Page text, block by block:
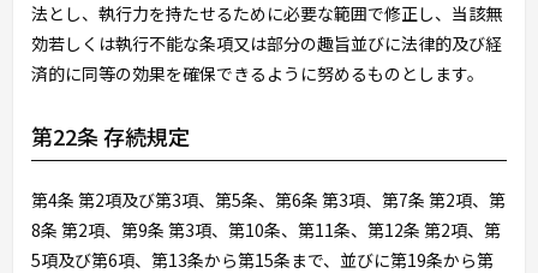
法とし、執行力を持たせるために必要な範囲で修正し、当該無
効若しくは執行不能な条項又は部分の趣旨並びに法律的及び経
済的に同等の効果を確保できるように努めるものとします。
第22条 存続規定
第4条 第2項及び第3項、第5条、第6条 第3項、第7条 第2項、第
8条 第2項、第9条 第3項、第10条、第11条、第12条 第2項、第
5項及び第6項、第13条から第15条まで、並びに第19条から第